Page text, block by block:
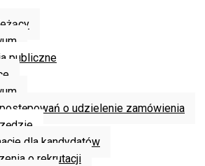
publiczne
o udzielenie zamówienia
dla kandydatów
o rekrutacji